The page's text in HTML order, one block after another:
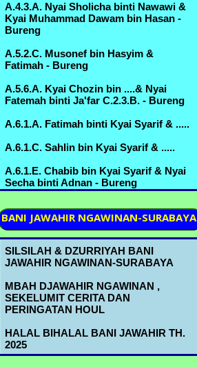
A.4.3.A. Nyai Sholicha binti Nawawi &
Kyai Muhammad Dawam bin Hasan -
Bureng
A.5.2.C. Musonef bin Hasyim &
Fatimah - Bureng
A.5.6.A. Kyai Chozin bin ....& Nyai
Fatemah binti Ja'far C.2.3.B. - Bureng
A.6.1.A. Fatimah binti Kyai Syarif & .....
A.6.1.C. Sahlin bin Kyai Syarif & .....
A.6.1.E. Chabib bin Kyai Syarif & Nyai
Secha binti Adnan - Bureng
A.6.2.A. Nyai Romlah bin Kyai
Abdurrahman & Kyai Abdul Mannan
bin Mustofa B.3.5.B. - Bureng
A.6.2.B. Nyai Hindun bin Kyai
Abdurrahman & Kyai Abbas bin Ahmad
A.6.2.C. Kyai Ridwan bin Kyai
Abdurrahman & Nyai Shofiah binti
A.6.2.D. Nyai Asiyah bin Kyai
Abdurrahman & H. Abdulloh Ja'far bin
BANI JAWAHIR NGAWINAN-SURABAYA
SILSILAH & DZURRIYAH BANI
JAWAHIR NGAWINAN-SURABAYA
MBAH DJAWAHIR NGAWINAN ,
SEKELUMIT CERITA DAN
PERINGATAN HOUL
HALAL BIHALAL BANI JAWAHIR TH.
2025